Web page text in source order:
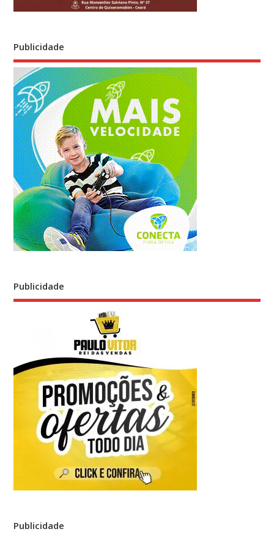
Publicidade
Publicidade
Publicidade